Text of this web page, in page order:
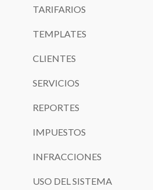
TARIFARIOS
TEMPLATES
CLIENTES
SERVICIOS
REPORTES
IMPUESTOS
INFRACCIONES
USO DEL SISTEMA